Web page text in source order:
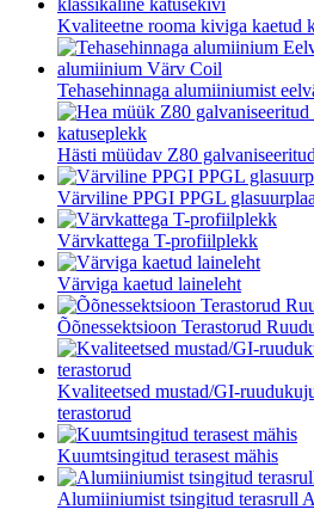
Kvaliteetne rooma kiviga kaetud
Tehasehinnaga alumiiniumist
Hästi müüdav Z80
Värviline PPGI PPGL
Värvkattega T-profiilplekk
Värviga kaetud laineleht
Õõnessektsioon Terastorud
Kvaliteetsed mustad/GI-
terastorud
Kuumtsingitud terasest mähis
Alumiiniumist tsingitud terasrull